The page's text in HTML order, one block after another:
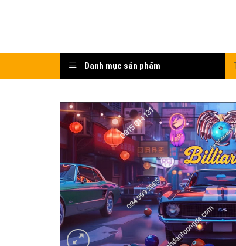
dung
Danh mục sản phẩm